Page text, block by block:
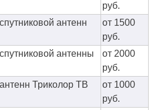
руб.
антенн
от 1500
руб.
антенны
от 2000
руб.
Триколор ТВ
от 1000
руб.